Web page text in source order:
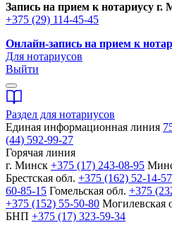
Запись на прием к нотариусу г.
+375 (29) 114-45-45
Онлайн-запись на прием к
Для нотариусов
Выйти
Раздел для нотариусов
Единая информационная линия
(44) 592-99-27
Горячая линия
г. Минск +375 (17) 243-08-95
Брестская обл. +375 (162) 52-14-57
60-85-15 Гомельская обл. +375
+375 (152) 55-50-80 Могилевская
БНП +375 (17) 323-59-34